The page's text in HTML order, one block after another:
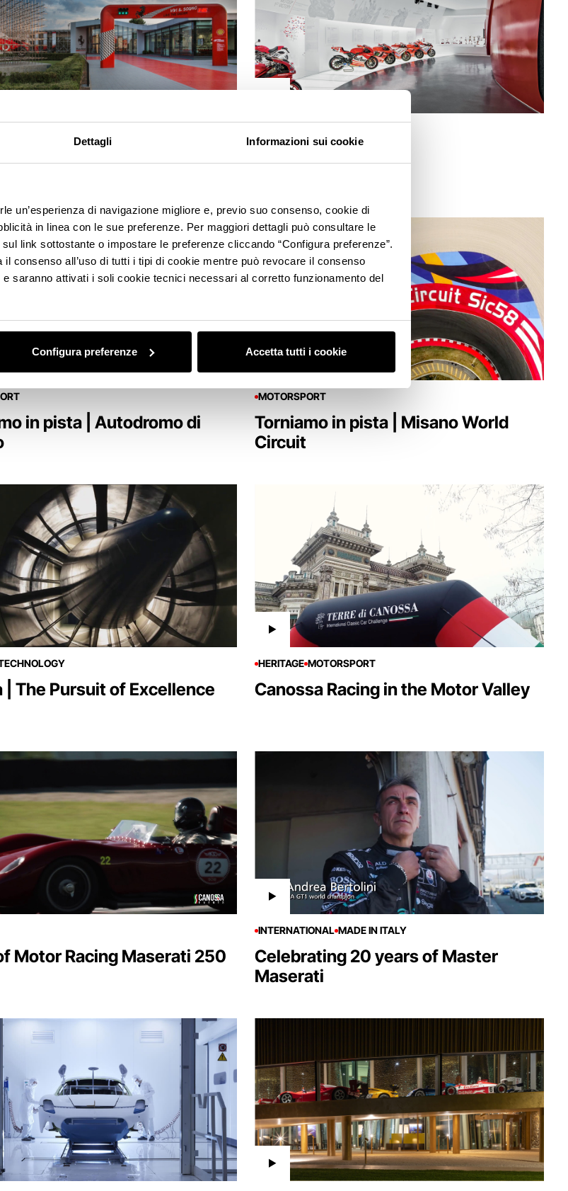
Dettagli Informazioni sui cookie
un’esperienza di navigazione migliore e, previo suo consenso, cookie di
in linea con le sue preferenze. Per maggiori dettagli può consultare le
link sottostante o impostare le preferenze cliccando “Configura preferenze”.
il consenso all’uso di tutti i tipi di cookie mentre può revocare il consenso
saranno attivati i soli cookie tecnici necessari al corretto funzionamento del
Configura preferenze Accetta tutti i cookie
Maranello | Museo
in pista | Autodromo di
MOTORSPORT
Torniamo in pista | Misano World
Circuit
| The Pursuit of Excellence
HERITAGE MOTORSPORT
Canossa Racing in the Motor Valley
Motor Racing Maserati 250
INTERNATIONAL MADE IN ITALY
Celebrating 20 years of Master
Maserati